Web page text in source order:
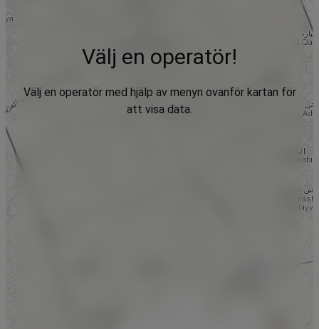
Välj en operatör!
Välj en operatör med hjälp av menyn ovanför kartan för
att visa data.